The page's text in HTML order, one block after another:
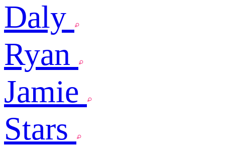
Daly
Ryan
Jamie
Stars